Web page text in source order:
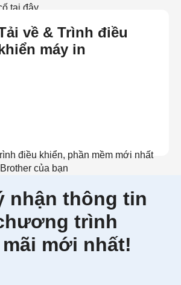
tại đây
câu hỏi thường gặp
về & Trình điều
máy in
điều khiển, phần mềm mới nhất
của bạn
Xem Tải về
nhận thông tin
trình
mới nhất!